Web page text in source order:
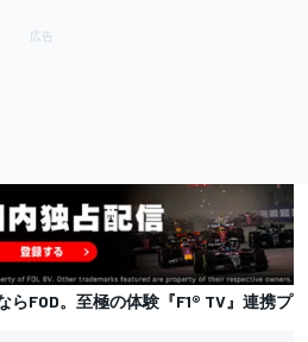
らFOD。至極の体験『F1® TV』連携プ